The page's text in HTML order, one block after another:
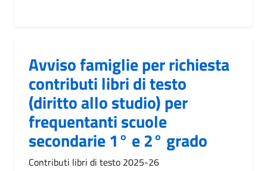
Avviso famiglie per richiesta
contributi libri di testo
(diritto allo studio) per
frequentanti scuole
secondarie 1° e 2° grado
Contributi libri di testo 2025-26